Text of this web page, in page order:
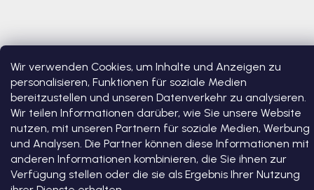
Wir verwenden Cookies, um Inhalte und Anzeigen zu
personalisieren, Funktionen für soziale Medien
bereitzustellen und unseren Datenverkehr zu analysieren.
Wir teilen Informationen darüber, wie Sie unsere Website
nutzen, mit unseren Partnern für soziale Medien, Werbung
und Analysen. Die Partner können diese Informationen mit
anderen Informationen kombinieren, die Sie ihnen zur
Verfügung stellen oder die sie als Ergebnis Ihrer Nutzung
Erstellt von Shoptet Premium
Copyright 2026Bosono. Alle Rechte vorbehalten.Cookie-
Einstellungen ändern